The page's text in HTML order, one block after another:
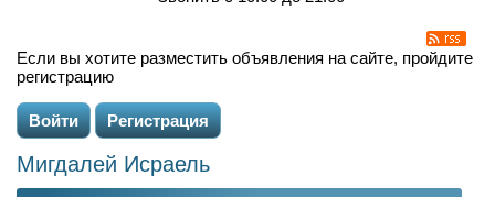
Если вы хотите разместить объявления на сайте, пройдите
регистрацию
Войти Регистрация
Мигдалей Исраель